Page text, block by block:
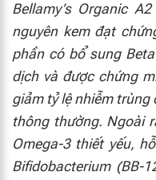
Bellamy’s Organic
nguyên kem đạt
phần có bổ sung
dịch và được chứng
giảm tỷ lệ nhiễm trùng
thông thường. Ngoài
Omega-3 thiết yếu,
Bifidobacterium (BB-